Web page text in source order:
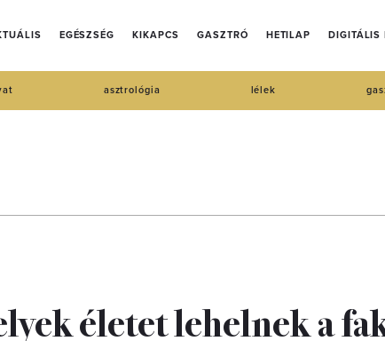
EGÉSZSÉG KIKAPCS GASZTRÓ HETILAP DIGITÁLIS
asztrológia lélek
életet lehelnek a